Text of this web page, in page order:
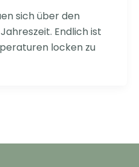
sich über den
Endlich ist
locken zu